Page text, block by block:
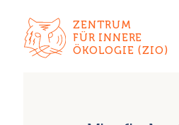
ZENTRUM
FÜR INNERE
ÖKOLOGIE (ZIO)